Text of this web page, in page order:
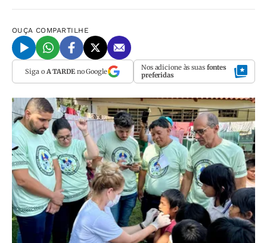
OUÇA COMPARTILHE
Siga o A TARDEno Google Nos adicione às suas fontes
preferidas